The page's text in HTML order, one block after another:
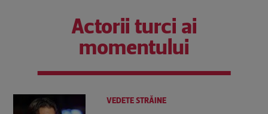
Actorii turci ai
momentului
VEDETE STRĂINE